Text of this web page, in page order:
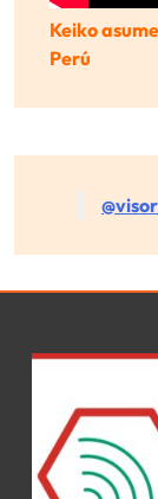
Keiko
Perú